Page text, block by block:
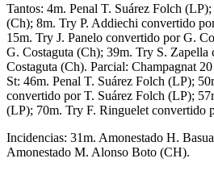
Tantos: 4m. Penal T. Suárez Folch
(Ch); 8m. Try P. Addiechi convertido
15m. Try J. Panelo convertido por G.
G. Costaguta (Ch); 39m. Try S. Zapella
Costaguta (Ch). Parcial: Champagnat
St: 46m. Penal T. Suárez Folch (LP);
convertido por T. Suárez Folch (LP);
(LP); 70m. Try F. Ringuelet convertido
Incidencias: 31m. Amonestado H.
Amonestado M. Alonso Boto (CH).